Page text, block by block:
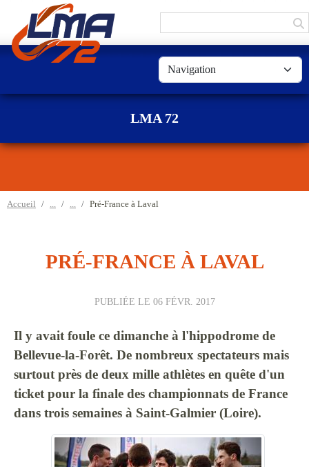
LMA 72
Accueil Pré-France à Laval
PRÉ-FRANCE À LAVAL
PUBLIÉE LE 06 FÉVR. 2017
Il y avait foule ce dimanche à l'hippodrome de
Bellevue-la-Forêt. De nombreux spectateurs mais
surtout près de deux mille athlètes en quête d'un
ticket pour la finale des championnats de France
dans trois semaines à Saint-Galmier (Loire).
Panneau de gestion des cookies